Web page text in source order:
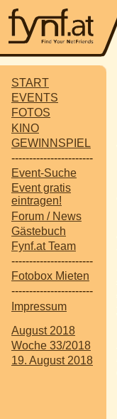
START
EVENTS
FOTOS
KINO
GEWINNSPIEL
-----------------------
Event-Suche
Event gratis
eintragen!
Forum / News
Gästebuch
Fynf.at Team
-----------------------
Fotobox Mieten
-----------------------
Impressum
August 2018
Woche 33/2018
19. August 2018